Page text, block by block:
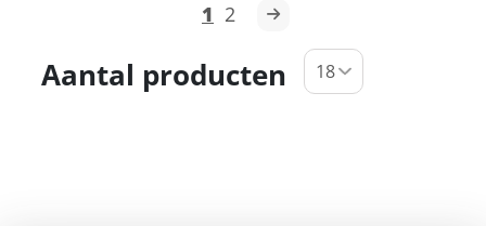
1 2
Aantal producten